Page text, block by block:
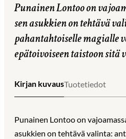
Punainen Lontoo on
sen asukkien on tehtävä
pahantahtoiselle magialle
epätoivoiseen taistoon sitä
Kirjan kuvausTuotetiedot
Punainen Lontoo on
asukkien on tehtävä valinta: